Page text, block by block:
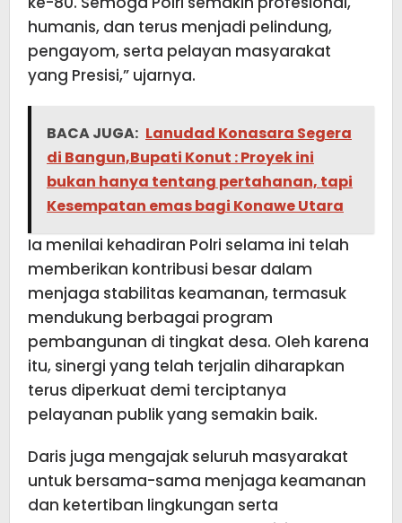
humanis, dan terus menjadi pelindung,
pengayom, serta pelayan masyarakat
yang Presisi,” ujarnya.
BACA JUGA: Lanudad Konasara Segera
di Bangun,Bupati Konut : Proyek ini
bukan hanya tentang pertahanan, tapi
Kesempatan emas bagi Konawe Utara
Ia menilai kehadiran Polri selama ini telah
memberikan kontribusi besar dalam
menjaga stabilitas keamanan, termasuk
mendukung berbagai program
pembangunan di tingkat desa. Oleh karena
itu, sinergi yang telah terjalin diharapkan
terus diperkuat demi terciptanya
pelayanan publik yang semakin baik.
Daris juga mengajak seluruh masyarakat
untuk bersama-sama menjaga keamanan
dan ketertiban lingkungan serta